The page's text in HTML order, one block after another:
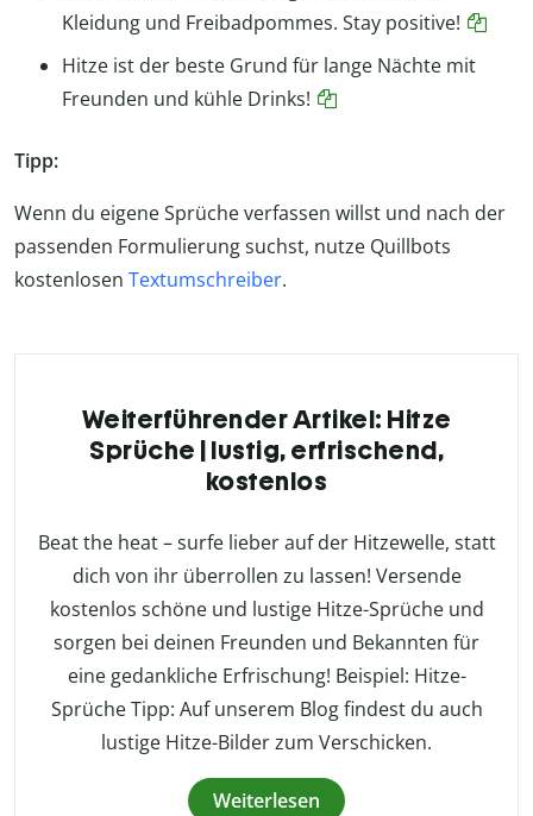
Kleidung und Freibadpommes. Stay positive!
Hitze ist der beste Grund für lange Nächte mit
Freunden und kühle Drinks!
Tipp:
Wenn du eigene Sprüche verfassen willst und nach der
passenden Formulierung suchst, nutze Quillbots
kostenlosen Textumschreiber.
Weiterführender Artikel: Hitze
Sprüche | lustig, erfrischend,
kostenlos
Beat the heat – surfe lieber auf der Hitzewelle, statt
dich von ihr überrollen zu lassen! Versende
kostenlos schöne und lustige Hitze-Sprüche und
sorgen bei deinen Freunden und Bekannten für
eine gedankliche Erfrischung! Beispiel: Hitze-
Sprüche Tipp: Auf unserem Blog findest du auch
lustige Hitze-Bilder zum Verschicken.
Weiterlesen